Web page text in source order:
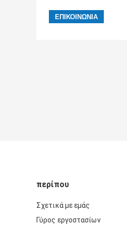
περίπου
Σχετικά με εμάς
Γύρος εργοστασίων